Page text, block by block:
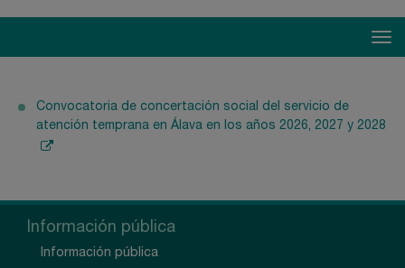
Convocatoria de concertación social del servicio de
atención temprana en Álava en los años 2026, 2027 y 2028
Información pública
Información pública